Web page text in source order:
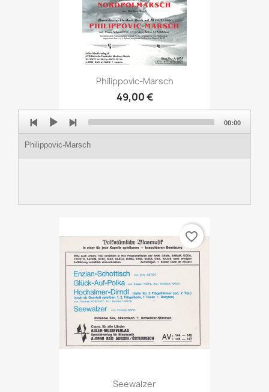
Philippovic-Marsch
49,00 €
Player
Philippovic-Marsch
00:00
Seewalzer
favorite_border